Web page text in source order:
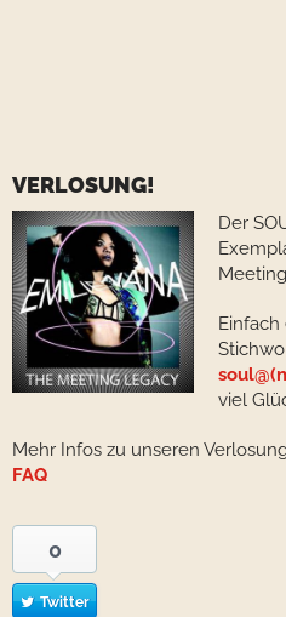
VERLOSUNG!
Der
viel
Mehr Infos zu unseren
FAQ
0
Twitter